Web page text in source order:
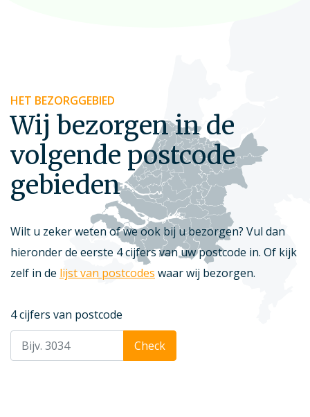
HET BEZORGGEBIED
Wij bezorgen in de
volgende postcode
gebieden
Wilt u zeker weten of we ook bij u bezorgen? Vul dan
hieronder de eerste 4 cijfers van uw postcode in. Of kijk
zelf in de lijst van postcodes waar wij bezorgen.
4 cijfers van postcode
Check